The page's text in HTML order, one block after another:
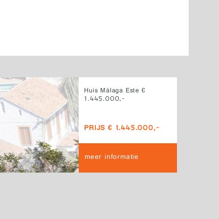
Huis Málaga Este €
1.445.000,-
PRIJS € 1.445.000,-
meer informatie